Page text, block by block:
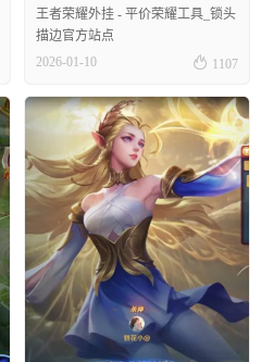
王者荣耀外挂 - 平价荣耀工具_锁头
描边官方站点
2026-01-10
 1107